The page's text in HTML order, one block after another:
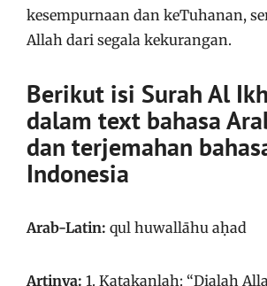
kesempurnaan dan keTuhanan,
Allah dari segala kekurangan.
Berikut isi Surah Al
dalam text bahasa
dan terjemahan
Indonesia
Arab-Latin: qul huwallāhu aḥad
Artinya: 1. Katakanlah: “Dialah